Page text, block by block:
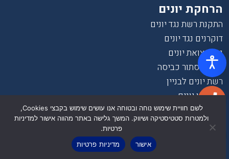
הרחקת יונים
התקנת רשת נגד יונים
דוקרנים נגד יונים
ניקוי צואת יונים
ניקוי מסתור כביסה
רשת יונים לבניין
פינוי קן יונים
לוכד יונים
הרחקת יונים בתל אביב
הרחקת יונים בחיפה
הרחקת יונים בירושלים
לשם חוויית שימוש נוחה ובטוחה אנו עושים שימוש בקבצי Cookies,
ולמטרות סטטיסטיקה ושיווק. המשך גלישה באתר מהווה אישור למדיניות
פרטיות.
אישור
מדיניות פרטיות